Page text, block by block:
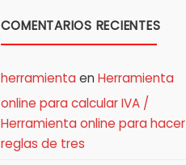
COMENTARIOS RECIENTES
herramienta en Herramienta
online para calcular IVA /
Herramienta online para hacer
reglas de tres